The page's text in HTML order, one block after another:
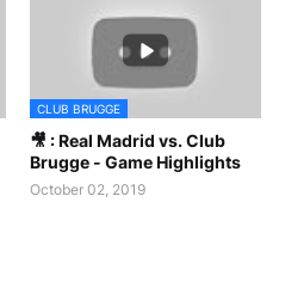
CLUB BRUGGE
🎥 : Real Madrid vs. Club
Brugge - Game Highlights
October 02, 2019